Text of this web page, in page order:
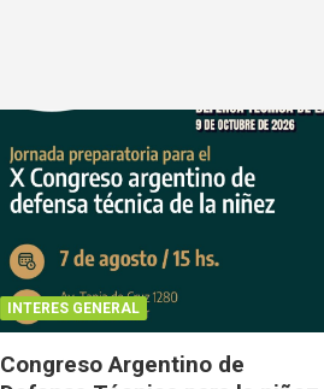
INTERES GENERAL
Congreso Argentino de